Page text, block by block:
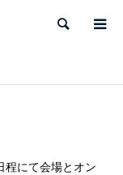
検索
程にて会場とオン